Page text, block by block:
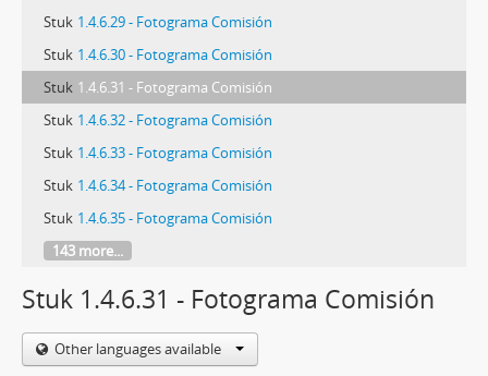
Stuk 1.4.6.29 - Fotograma Comisión
Stuk 1.4.6.30 - Fotograma Comisión
Stuk 1.4.6.31 - Fotograma Comisión
Stuk 1.4.6.32 - Fotograma Comisión
Stuk 1.4.6.33 - Fotograma Comisión
Stuk 1.4.6.34 - Fotograma Comisión
Stuk 1.4.6.35 - Fotograma Comisión
143 more...
Stuk 1.4.6.31 - Fotograma Comisión
Other languages available